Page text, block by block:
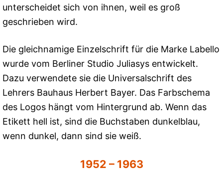
unterscheidet sich von ihnen, weil es groß
geschrieben wird.
Die gleichnamige Einzelschrift für die Marke Labello
wurde vom Berliner Studio Juliasys entwickelt.
Dazu verwendete sie die Universalschrift des
Lehrers Bauhaus Herbert Bayer. Das Farbschema
des Logos hängt vom Hintergrund ab. Wenn das
Etikett hell ist, sind die Buchstaben dunkelblau,
wenn dunkel, dann sind sie weiß.
1952 – 1963